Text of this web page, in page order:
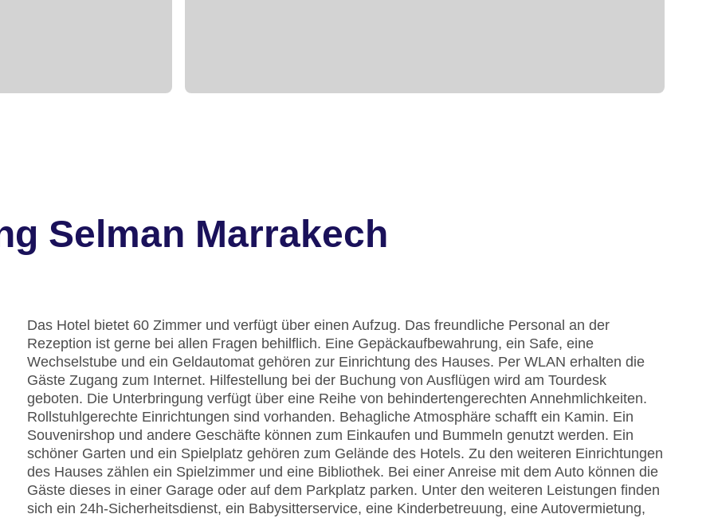
Selman Marrakech
Das Hotel bietet 60 Zimmer und verfügt über einen Aufzug. Das freundliche Personal an der
Rezeption ist gerne bei allen Fragen behilflich. Eine Gepäckaufbewahrung, ein Safe, eine
Wechselstube und ein Geldautomat gehören zur Einrichtung des Hauses. Per WLAN erhalten die
Gäste Zugang zum Internet. Hilfestellung bei der Buchung von Ausflügen wird am Tourdesk
geboten. Die Unterbringung verfügt über eine Reihe von behindertengerechten Annehmlichkeiten.
Rollstuhlgerechte Einrichtungen sind vorhanden. Behagliche Atmosphäre schafft ein Kamin. Ein
Souvenirshop und andere Geschäfte können zum Einkaufen und Bummeln genutzt werden. Ein
schöner Garten und ein Spielplatz gehören zum Gelände des Hotels. Zu den weiteren Einrichtungen
des Hauses zählen ein Spielzimmer und eine Bibliothek. Bei einer Anreise mit dem Auto können die
Gäste dieses in einer Garage oder auf dem Parkplatz parken. Unter den weiteren Leistungen finden
sich ein 24h-Sicherheitsdienst, ein Babysitterservice, eine Kinderbetreuung, eine Autovermietung,